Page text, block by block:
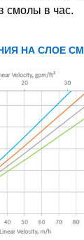
смолы в час.
НА СЛОЕ